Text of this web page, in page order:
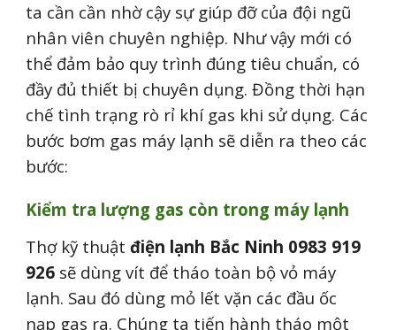
ta cần cần nhờ cậy sự giúp đỡ của đội ngũ
nhân viên chuyên nghiệp. Như vậy mới có
thể đảm bảo quy trình đúng tiêu chuẩn, có
đầy đủ thiết bị chuyên dụng. Đồng thời hạn
chế tình trạng rò rỉ khí gas khi sử dụng. Các
bước bơm gas máy lạnh sẽ diễn ra theo các
bước:
Kiểm tra lượng gas còn trong máy lạnh
Thợ kỹ thuậtđiện lạnh Bắc Ninh 0983 919
926 sẽ dùng vít để tháo toàn bộ vỏ máy
lạnh. Sau đó dùng mỏ lết vặn các đầu ốc
nạp gas ra. Chúng ta tiến hành tháo một